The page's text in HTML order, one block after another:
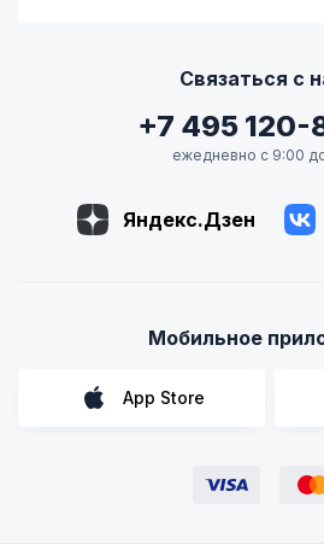
Связаться с
+7 495
ежедневно с 9:00
Яндекс.Дзен
Мобильное
App Store